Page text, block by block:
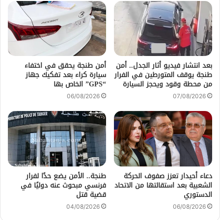
بعد انتشار فيديو أثار الجدل.. أمن
طنجة يوقف المتورطين في الفرار
من محطة وقود ويحجز السيارة
07/08/2026
أمن طنجة يحقق في اختفاء
سيارة كراء بعد تفكيك جهاز
“GPS” الخاص بها
06/08/2026
دعاء أحيدار تعزز صفوف الحركة
الشعبية بعد استقالتها من الاتحاد
الدستوري
06/08/2026
طنجة.. الأمن يضع حدًا لفرار
فرنسي مبحوث عنه دوليًا في
قضية قتل
04/08/2026